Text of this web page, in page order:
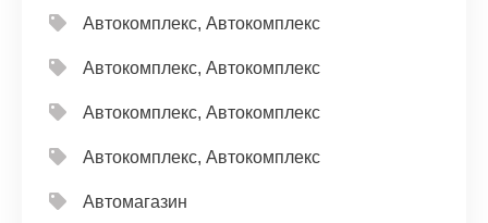
Автокомплекс, Автокомплекс
Автокомплекс, Автокомплекс
Автокомплекс, Автокомплекс
Автокомплекс, Автокомплекс
Автомагазин